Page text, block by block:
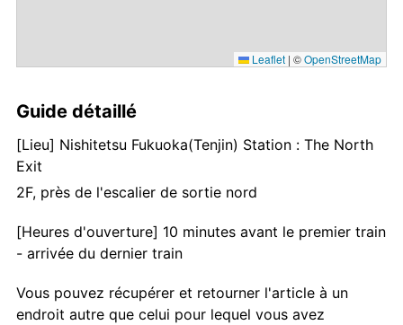
Leaflet | ©OpenStreetMap
Guide détaillé
[Lieu] Nishitetsu Fukuoka(Tenjin) Station : The North
Exit
2F, près de l'escalier de sortie nord
[Heures d'ouverture] 10 minutes avant le premier train
- arrivée du dernier train
Vous pouvez récupérer et retourner l'article à un
endroit autre que celui pour lequel vous avez